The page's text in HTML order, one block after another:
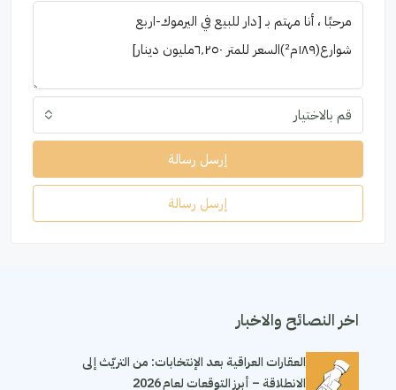
قم بالاختيار
إرسل رسالة
إرسل رسالة
اخر النصائح والاخبار
العقارات العراقية بعد الإنتخابات: من التريّث إلى
الانطلاقة – أبرز التوقعات لعام 2026